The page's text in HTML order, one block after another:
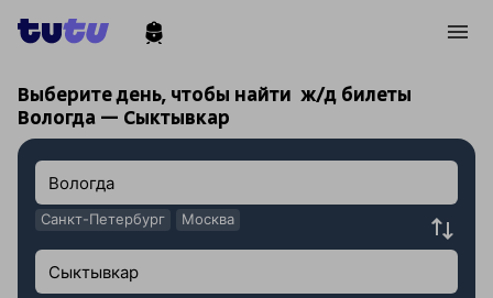
Выберите день, чтобы найти ж/д билеты
Вологда — Сыктывкар
Санкт-Петербург Москва